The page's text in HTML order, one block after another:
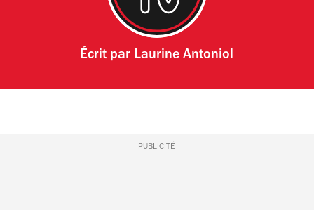
Écrit par Laurine Antoniol
PUBLICITÉ